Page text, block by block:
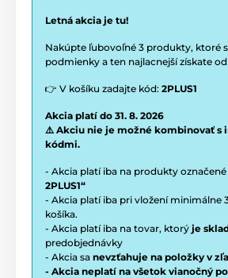
Letná akcia je tu!
Nakúpte ľubovoľné 3 produkty, ktoré
podmienky a ten najlacnejší získate
👉 V košíku zadajte kód: 2PLUS1
Akcia platí do 31. 8. 2026
⚠️ Akciu nie je možné kombinovať s
kódmi.
- Akcia platí iba na produkty označené
2PLUS1“
- Akcia platí iba pri vložení minimálne
košíka.
- Akcia platí iba na tovar, ktorý je
predobjednávky
- Akcia sa nevzťahuje na položky v
- Akcia neplatí na všetok vianočný